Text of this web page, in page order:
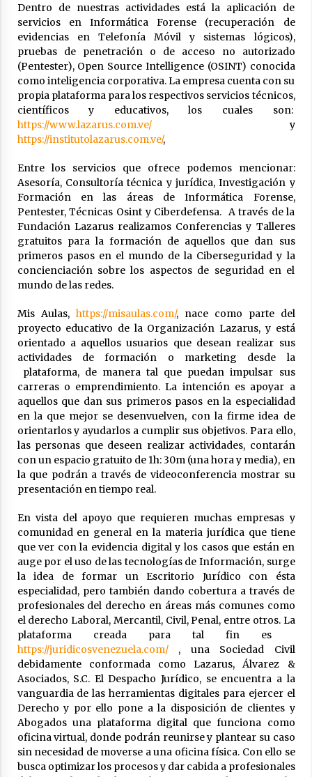
Dentro de nuestras actividades está la aplicación de
servicios en Informática Forense (recuperación de
evidencias en Telefonía Móvil y sistemas lógicos),
pruebas de penetración o de acceso no autorizado
(Pentester), Open Source Intelligence (OSINT) conocida
como inteligencia corporativa. La empresa cuenta con su
propia plataforma para los respectivos servicios técnicos,
científicos y educativos, los cuales son:
https://www.lazarus.com.ve/y
https://institutolazarus.com.ve/,
Entre los servicios que ofrece podemos mencionar:
Asesoría, Consultoría técnica y jurídica, Investigación y
Formación en las áreas de Informática Forense,
Pentester, Técnicas Osint y Ciberdefensa. A través de la
Fundación Lazarus realizamos Conferencias y Talleres
gratuitos para la formación de aquellos que dan sus
primeros pasos en el mundo de la Ciberseguridad y la
concienciación sobre los aspectos de seguridad en el
mundo de las redes.
Mis Aulas, https://misaulas.com/, nace como parte del
proyecto educativo de la Organización Lazarus, y está
orientado a aquellos usuarios que desean realizar sus
actividades de formación o marketing desde la
plataforma, de manera tal que puedan impulsar sus
carreras o emprendimiento. La intención es apoyar a
aquellos que dan sus primeros pasos en la especialidad
en la que mejor se desenvuelven, con la firme idea de
orientarlos y ayudarlos a cumplir sus objetivos. Para ello,
las personas que deseen realizar actividades, contarán
con un espacio gratuito de 1h: 30m (una hora y media), en
la que podrán a través de videoconferencia mostrar su
presentación en tiempo real.
En vista del apoyo que requieren muchas empresas y
comunidad en general en la materia jurídica que tiene
que ver con la evidencia digital y los casos que están en
auge por el uso de las tecnologías de Información, surge
la idea de formar un Escritorio Jurídico con ésta
especialidad, pero también dando cobertura a través de
profesionales del derecho en áreas más comunes como
el derecho Laboral, Mercantil, Civil, Penal, entre otros. La
plataforma creada para tal fin es
https://juridicosvenezuela.com/, una Sociedad Civil
debidamente conformada como Lazarus, Álvarez &
Asociados, S.C. El Despacho Jurídico, se encuentra a la
vanguardia de las herramientas digitales para ejercer el
Derecho y por ello pone a la disposición de clientes y
Abogados una plataforma digital que funciona como
oficina virtual, donde podrán reunirse y plantear su caso
sin necesidad de moverse a una oficina física. Con ello se
busca optimizar los procesos y dar cabida a profesionales